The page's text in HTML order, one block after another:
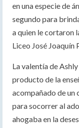
en una especie de
segundo para
a quien le cortaron
Liceo José Joaquín
La valentía de
producto de la
acompañado de un
para socorrer al
ahogaba en la